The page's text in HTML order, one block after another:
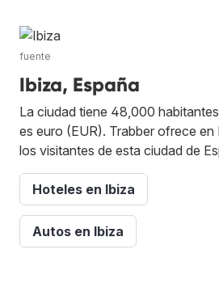
fuente
Ibiza, España
La ciudad tiene 48,000
es euro (EUR). Trabber ofrece
los visitantes de esta ciudad de
Hoteles en Ibiza
Autos en Ibiza